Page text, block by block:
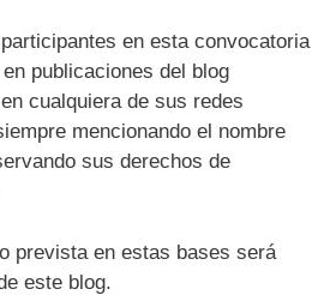
en esta convocatoria
publicaciones del blog
cualquiera de sus redes
mencionando el nombre
sus derechos de
prevista en estas bases será
este blog.